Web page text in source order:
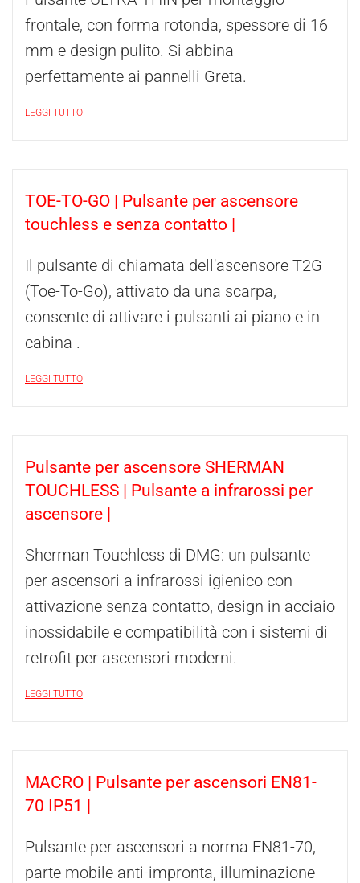
frontale, con forma rotonda, spessore di 16
mm e design pulito. Si abbina
perfettamente ai pannelli Greta.
LEGGI TUTTO
TOE-TO-GO | Pulsante per ascensore
touchless e senza contatto |
Il pulsante di chiamata dell'ascensore T2G
(Toe-To-Go), attivato da una scarpa,
consente di attivare i pulsanti ai piano e in
cabina .
LEGGI TUTTO
Pulsante per ascensore SHERMAN
TOUCHLESS | Pulsante a infrarossi per
ascensore |
Sherman Touchless di DMG: un pulsante
per ascensori a infrarossi igienico con
attivazione senza contatto, design in acciaio
inossidabile e compatibilità con i sistemi di
retrofit per ascensori moderni.
LEGGI TUTTO
MACRO | Pulsante per ascensori EN81-
70 IP51 |
Pulsante per ascensori a norma EN81-70,
parte mobile anti-impronta, illuminazione